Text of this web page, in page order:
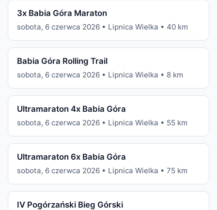
3x Babia Góra Maraton
sobota, 6 czerwca 2026 • Lipnica Wielka • 40 km
Babia Góra Rolling Trail
sobota, 6 czerwca 2026 • Lipnica Wielka • 8 km
Ultramaraton 4x Babia Góra
sobota, 6 czerwca 2026 • Lipnica Wielka • 55 km
Ultramaraton 6x Babia Góra
sobota, 6 czerwca 2026 • Lipnica Wielka • 75 km
IV Pogórzański Bieg Górski